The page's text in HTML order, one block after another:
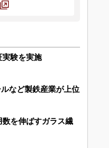
実験を実施
など製鉄産業が上位
を伸ばすガラス繊